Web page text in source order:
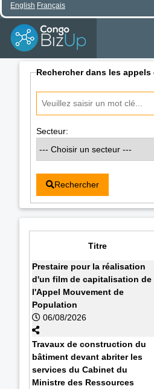
English Français
Rechercher dans les appels
Secteur:
Rechercher
Titre
Prestaire pour la réalisation
d'un film de capitalisation de
l'Appel Mouvement de
Population
06/08/2026
Travaux de construction du
bâtiment devant abriter les
services du Cabinet du
Ministre des Ressources